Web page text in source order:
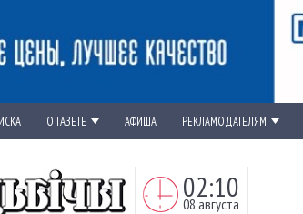
О ГАЗЕТЕ АФИША РЕКЛАМОДАТЕЛЯМ
02:10
08 августа